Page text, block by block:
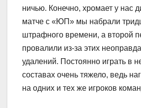
ничью. Конечно, хромает у нас
матче с «ЮП» мы набрали
штрафного времени, а второй
провалили из-за этих
удалений. Постоянно играть в
составах очень тяжело, ведь
на одних и тех же игроков